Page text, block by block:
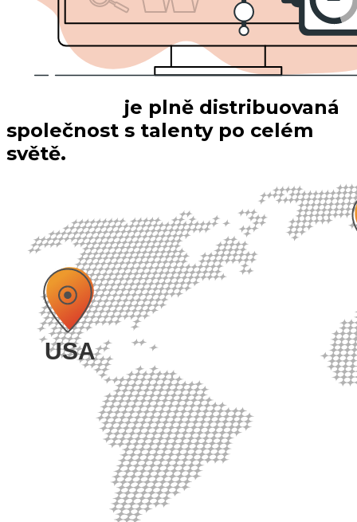
je plně distribuovaná
společnost s talenty po celém
světě.